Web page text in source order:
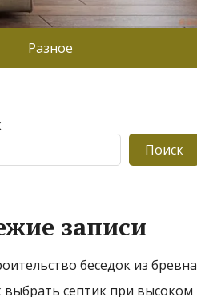
Разное
Поиск
записи
беседок из бревна
выбрать септик при высоком